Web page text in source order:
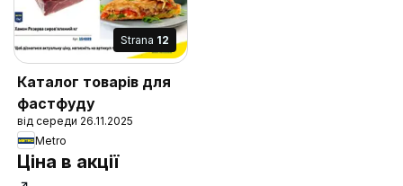
Strana 12
Каталог товарів для
фастфуду
від середи 26.11.2025
Metro
Ціна в акції